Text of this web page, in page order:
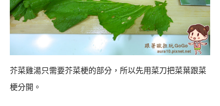
芥菜雞湯只需要芥菜梗的部分，所以先用菜刀把菜葉跟菜
梗分開。